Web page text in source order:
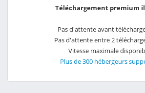
Téléchargement premium
Pas d'attente avant
Pas d'attente entre 2
Vitesse maximale
Plus de 300 hébergeurs